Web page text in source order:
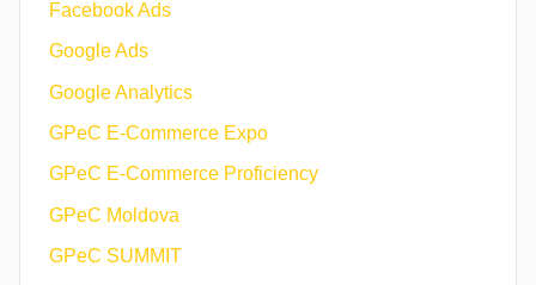
Facebook Ads
Google Ads
Google Analytics
GPeC E-Commerce Expo
GPeC E-Commerce Proficiency
GPeC Moldova
GPeC SUMMIT